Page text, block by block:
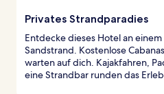
Privates Strandparadies
Entdecke dieses Hotel an
Sandstrand. Kostenlose
warten auf dich. Kajakfahren,
eine Strandbar runden das